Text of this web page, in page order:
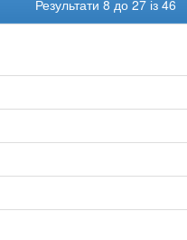
Результати 8 до 27 із 46